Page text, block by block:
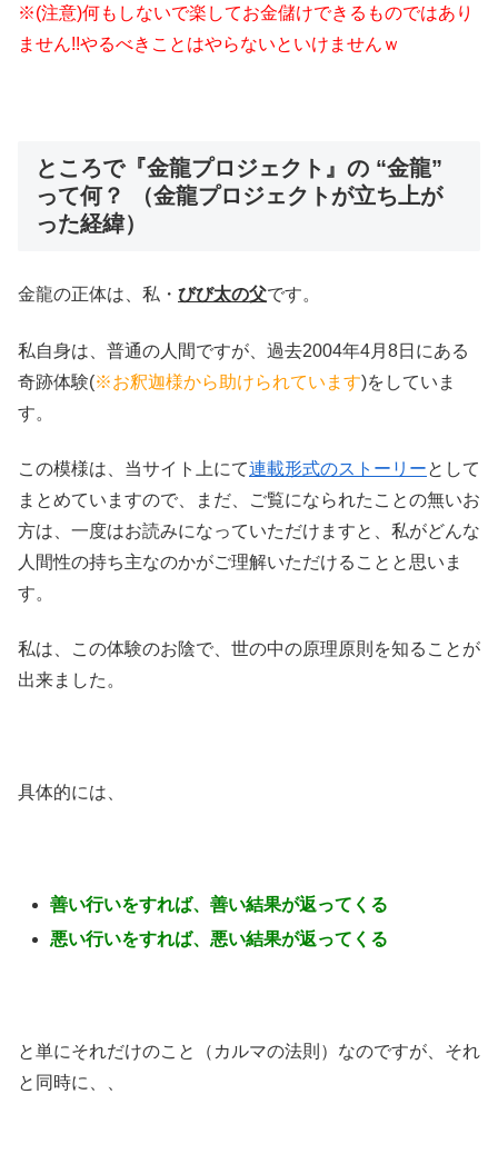
※(注意)何もしないで楽してお金儲けできるものではあり
ません!!やるべきことはやらないといけませんｗ
ところで『金龍プロジェクト』の “金龍”
って何？ （金龍プロジェクトが立ち上が
った経緯）
金龍の正体は、私・ びび太の父です。
私自身は、普通の人間ですが、過去2004年4月8日にある
奇跡体験(※お釈迦様から助けられています)をしていま
す。
この模様は、当サイト上にて連載形式のストーリーとして
まとめていますので、まだ、ご覧になられたことの無いお
方は、一度はお読みになっていただけますと、私がどんな
人間性の持ち主なのかがご理解いただけることと思いま
す。
私は、この体験のお陰で、世の中の原理原則を知ることが
出来ました。
具体的には、
善い行いをすれば、善い結果が返ってくる
悪い行いをすれば、悪い結果が返ってくる
と単にそれだけのこと（カルマの法則）なのですが、それ
と同時に、、